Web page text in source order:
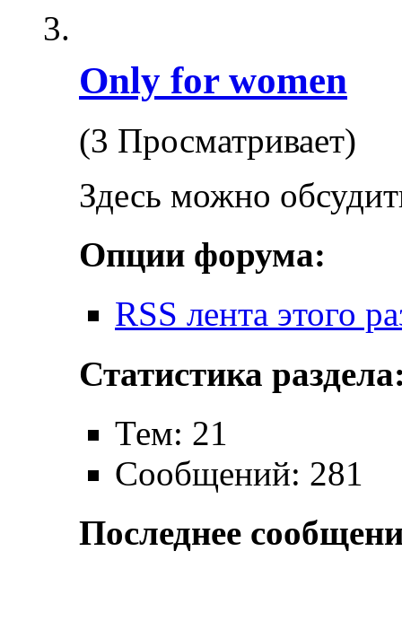
Only for women
(3 Просматривает)
Здесь можно
Опции форума:
RSS лента этого
Статистика
Тем: 21
Сообщений: 281
Последнее